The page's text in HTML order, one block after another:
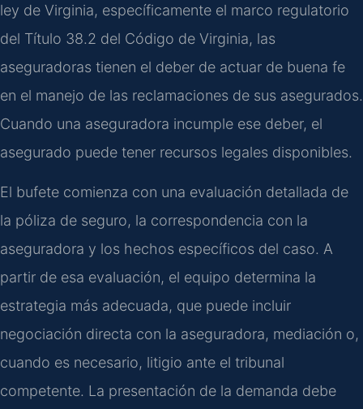
ley de Virginia, específicamente el marco regulatorio
del Título 38.2 del Código de Virginia, las
aseguradoras tienen el deber de actuar de buena fe
en el manejo de las reclamaciones de sus asegurados.
Cuando una aseguradora incumple ese deber, el
asegurado puede tener recursos legales disponibles.
El bufete comienza con una evaluación detallada de
la póliza de seguro, la correspondencia con la
aseguradora y los hechos específicos del caso. A
partir de esa evaluación, el equipo determina la
estrategia más adecuada, que puede incluir
negociación directa con la aseguradora, mediación o,
cuando es necesario, litigio ante el tribunal
competente. La presentación de la demanda debe